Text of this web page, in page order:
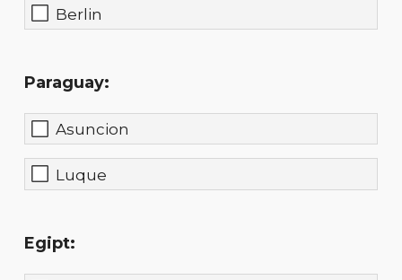
Berlin
Paraguay:
Asuncion
Luque
Egipt: